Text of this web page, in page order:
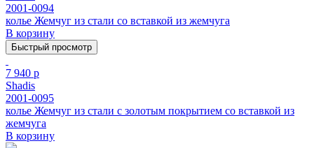
2001-0094
колье Жемчуг из стали cо вставкой из жемчуга
В корзину
Быстрый просмотр
7 940 р
Shadis
2001-0095
колье Жемчуг из стали с золотым покрытием cо вставкой из
жемчуга
В корзину